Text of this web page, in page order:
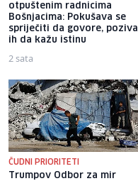
otpuštenim radnicima
Bošnjacima: Pokušava se
spriječiti da govore,
ih da kažu istinu
2 sata
ČUDNI PRIORITETI
Trumpov Odbor za mir